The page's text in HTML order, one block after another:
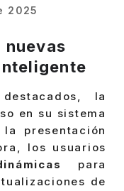
2025
la
en su sistema
presentación
los usuarios
para
de